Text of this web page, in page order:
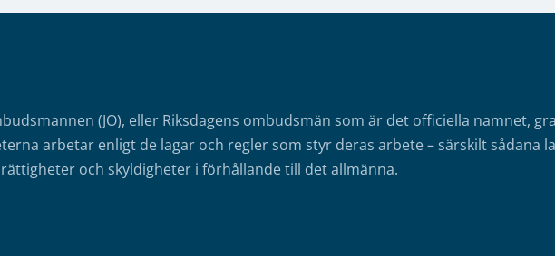
(JO), eller Riksdagens ombudsmän som är det officiella namnet,
arbetar enligt de lagar och regler som styr deras arbete – särskilt sådana
och skyldigheter i förhållande till det allmänna.